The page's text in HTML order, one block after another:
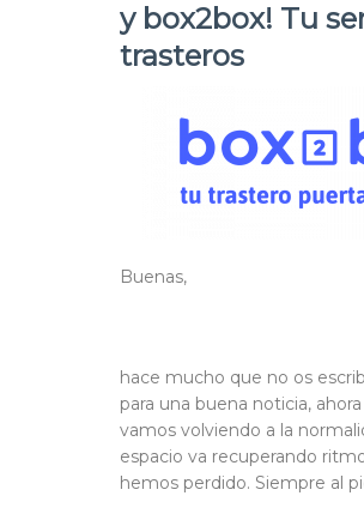
y box2box! Tu
trasteros
Buenas,
hace mucho que no os
para una buena noticia,
vamos volviendo a la
espacio va recuperando
hemos perdido. Siempre al